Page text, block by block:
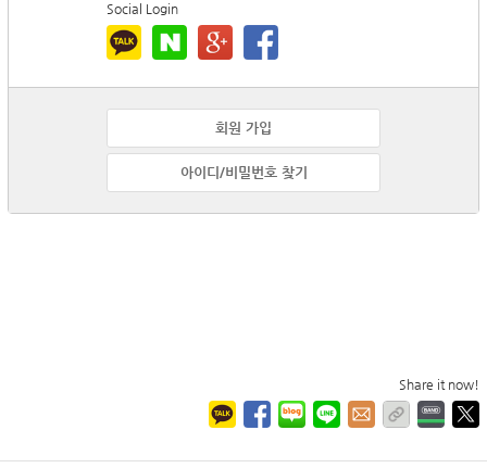
Social Login
회원 가입
아이디/비밀번호 찾기
Share it now!